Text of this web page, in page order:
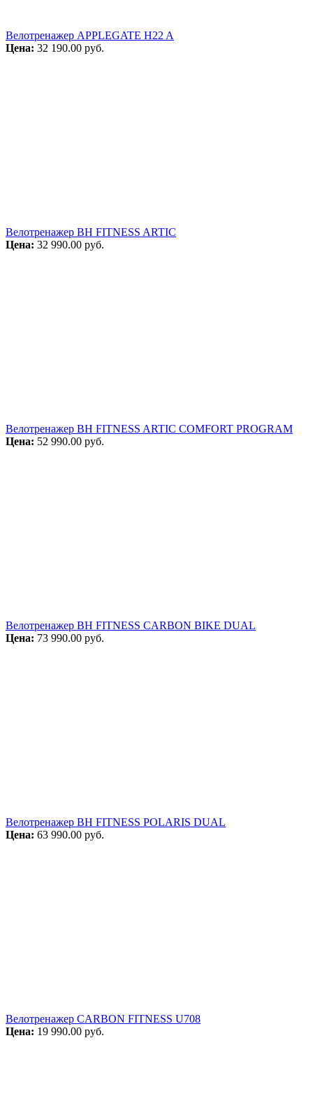
Велотренажер APPLEGATE H22 A
Цена: 32 190.00 руб.
Велотренажер BH FITNESS ARTIC
Цена: 32 990.00 руб.
Велотренажер BH FITNESS ARTIC COMFORT PROGRAM
Цена: 52 990.00 руб.
Велотренажер BH FITNESS CARBON BIKE DUAL
Цена: 73 990.00 руб.
Велотренажер BH FITNESS POLARIS DUAL
Цена: 63 990.00 руб.
Велотренажер CARBON FITNESS U708
Цена: 19 990.00 руб.